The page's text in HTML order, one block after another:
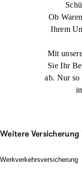
Ob
Ihrem
Mit
Sie Ihr
ab. Nur so
Weitere
Werkverkehrsversicherung